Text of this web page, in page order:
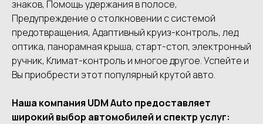
знаков, Помощь удержания в полосе,
Предупреждение о столкновении с системой
предотвращения, Адаптивный круиз-контроль, лед
оптика, панорамная крыша, старт-стоп, электронный
ручник, Климат-контроль и многое другое. Успейте и
Вы приобрести этот популярный крутой авто.
Наша компания UDМ Аutо предоставляет
широкий выбор автомобилей и спектр услуг: